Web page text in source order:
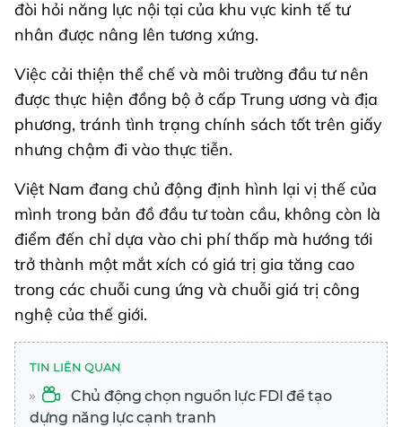
đòi hỏi năng lực nội tại của khu vực kinh tế tư
nhân được nâng lên tương xứng.
Việc cải thiện thể chế và môi trường đầu tư nên
được thực hiện đồng bộ ở cấp Trung ương và địa
phương, tránh tình trạng chính sách tốt trên giấy
nhưng chậm đi vào thực tiễn.
Việt Nam đang chủ động định hình lại vị thế của
mình trong bản đồ đầu tư toàn cầu, không còn là
điểm đến chỉ dựa vào chi phí thấp mà hướng tới
trở thành một mắt xích có giá trị gia tăng cao
trong các chuỗi cung ứng và chuỗi giá trị công
nghệ của thế giới.
TIN LIÊN QUAN
Chủ động chọn nguồn lực FDI để tạo
dựng năng lực cạnh tranh